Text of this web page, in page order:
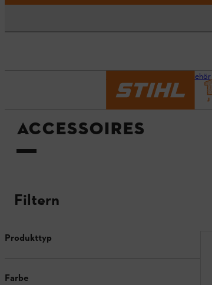
Produktzubehör
ACCESSOIRES
Filtern
Produkttyp
Farbe